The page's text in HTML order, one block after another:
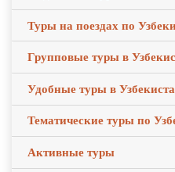
Туры на поездах по
Групповые туры в
Удобные туры в
Тематические туры по
Активные туры